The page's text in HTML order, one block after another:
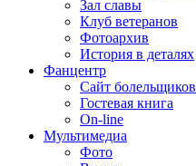
Зал славы
Клуб ветеранов
Фотоархив
История в деталях
Фанцентр
Сайт болельщиков
Гостевая книга
On-line
Мультимедиа
Фото